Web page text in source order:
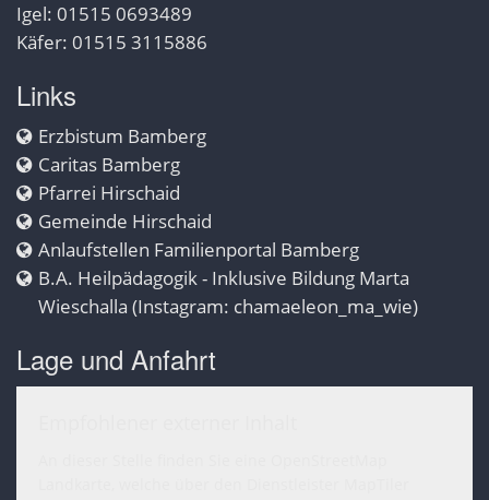
Igel: 01515 0693489
Käfer: 01515 3115886
Links
Erzbistum Bamberg
Caritas Bamberg
Pfarrei Hirschaid
Gemeinde Hirschaid
Anlaufstellen Familienportal Bamberg
B.A. Heilpädagogik - Inklusive Bildung Marta
Wieschalla (Instagram: chamaeleon_ma_wie)
Lage und Anfahrt